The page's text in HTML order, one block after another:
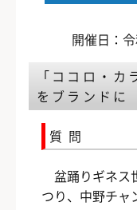
開催日：
「ココロ・カ
をブランドに
質問
盆踊りギネス
つり、中野チャ